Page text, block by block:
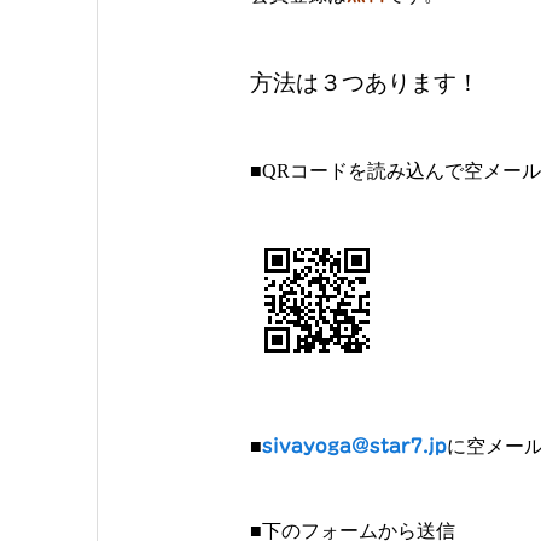
方法は３つあります！
■QRコードを読み込んで空メー
■sivayoga@star7.jpに空メー
■下のフォームから送信